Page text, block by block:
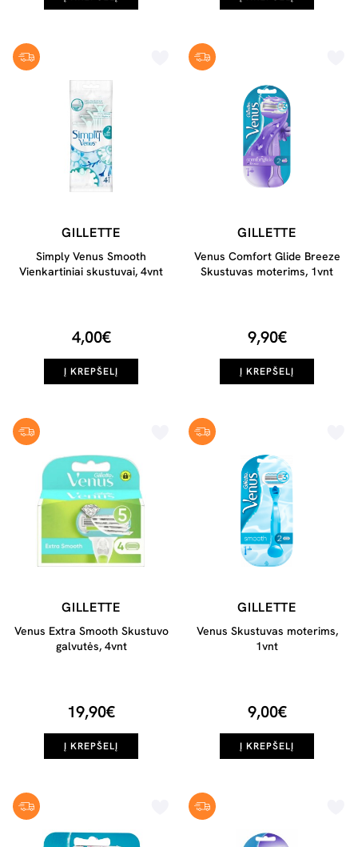
GILLETTE
Simply Venus Smooth
Vienkartiniai skustuvai, 4vnt
4,00€
Į KREPŠELĮ
GILLETTE
Venus Comfort Glide Breeze
Skustuvas moterims, 1vnt
9,90€
Į KREPŠELĮ
GILLETTE
Venus Extra Smooth Skustuvo
galvutės, 4vnt
19,90€
Į KREPŠELĮ
GILLETTE
Venus Skustuvas moterims,
1vnt
9,00€
Į KREPŠELĮ